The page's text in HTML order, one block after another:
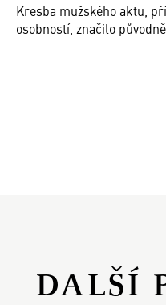
Kresba mužského aktu,
osobností, značilo
DALŠÍ